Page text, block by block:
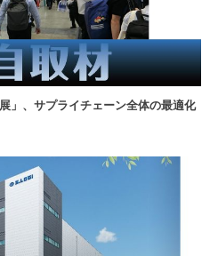
」、サプライチェーン全体の最適化